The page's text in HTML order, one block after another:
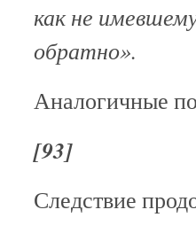
как не
обратно».
Аналогичные
[93]
Следствие